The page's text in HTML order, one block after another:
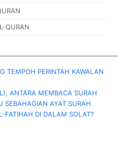
QURAN
TEMPOH PERINTAH KAWALAN
ANTARA MEMBACA SURAH
SEBAHAGIAN AYAT SURAH
FATIHAH DI DALAM SOLAT?